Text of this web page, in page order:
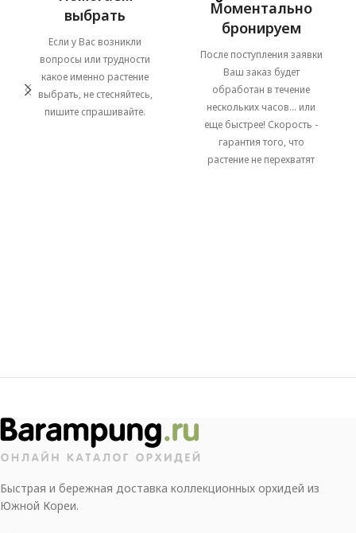
выбрать
Если у Вас возникли
вопросы или трудности
какое именно растение
выбрать, не стесняйтесь,
пишите спрашивайте.
Моментально
бронируем
После поступления заявки
Ваш заказ будет
обработан в течение
нескольких часов... или
еще быстрее! Скорость -
гарантия того, что
растение не перехватят
Быстрая и бережная доставка коллекционных орхидей из
Южной Кореи.